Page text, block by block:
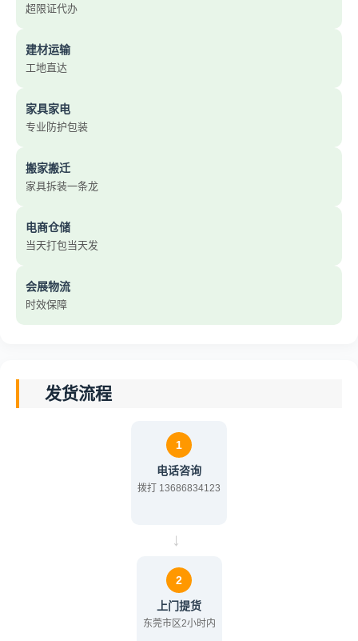
超限证代办
建材运输
工地直达
家具家电
专业防护包装
搬家搬迁
家具拆装一条龙
电商仓储
当天打包当天发
会展物流
时效保障
发货流程
1
电话咨询
拨打 13686834123
→
2
上门提货
东莞市区2小时内